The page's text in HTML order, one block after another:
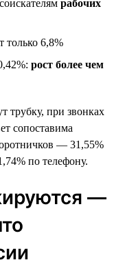
рабочих
только 6,8%
рост более чем
трубку, при звонках
сопоставима
— 31,55%
по телефону.
—